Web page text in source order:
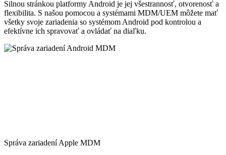
Silnou stránkou platformy Android je jej všestrannosť, otvorenosť a
flexibilita. S našou pomocou a systémami MDM/UEM môžete mať
všetky svoje zariadenia so systémom Android pod kontrolou a
efektívne ich spravovať a ovládať na diaľku.
Správa zariadení Apple MDM